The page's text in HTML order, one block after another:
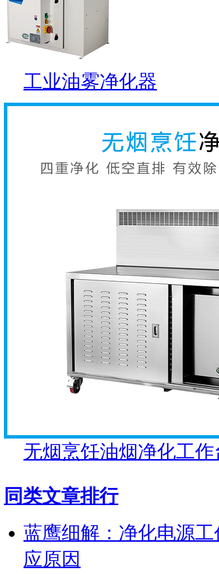
工业油雾净化器
无烟烹饪油烟净化工作
同类文章排行
蓝鹰细解：净化电源
应原因